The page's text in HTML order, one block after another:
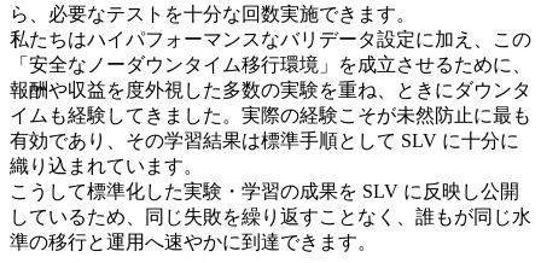
ら、必要なテストを十分な回数実施できます。
私たちはハイパフォーマンスなバリデータ設定に加え、この
「安全なノーダウンタイム移行環境」を成立させるために、
報酬や収益を度外視した多数の実験を重ね、ときにダウンタ
イムも経験してきました。実際の経験こそが未然防止に最も
有効であり、その学習結果は標準手順として SLV に十分に
織り込まれています。
こうして標準化した実験・学習の成果を SLV に反映し公開
しているため、同じ失敗を繰り返すことなく、誰もが同じ水
準の移行と運用へ速やかに到達できます。